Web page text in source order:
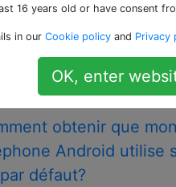
doit être utilisée que pour
sur les SDCards
mesure du possible,
spécifiques «external-sd» et
obtenir que mon
Android utilise
défaut?
16 years old or have consent
in our Cookie policy and Privacy
OK, enter